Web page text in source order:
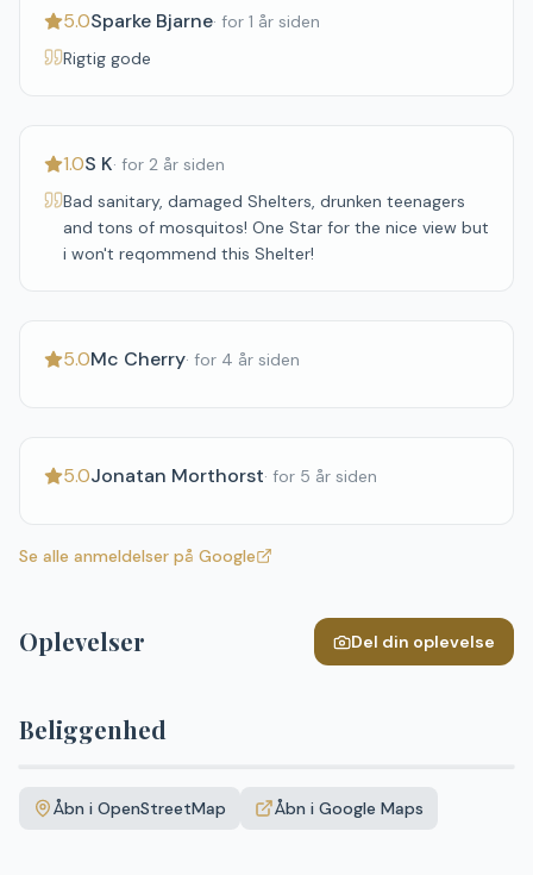
5.0Sparke Bjarne· for 1 år siden
Rigtig gode
1.0S K· for 2 år siden
Bad sanitary, damaged Shelters, drunken teenagers
and tons of mosquitos! One Star for the nice view but
i won't reqommend this Shelter!
5.0Mc Cherry· for 4 år siden
5.0Jonatan Morthorst· for 5 år siden
Se alle anmeldelser på Google
Oplevelser Del din oplevelse
Beliggenhed
+Åbn i OpenStreetMap Åbn i Google Maps